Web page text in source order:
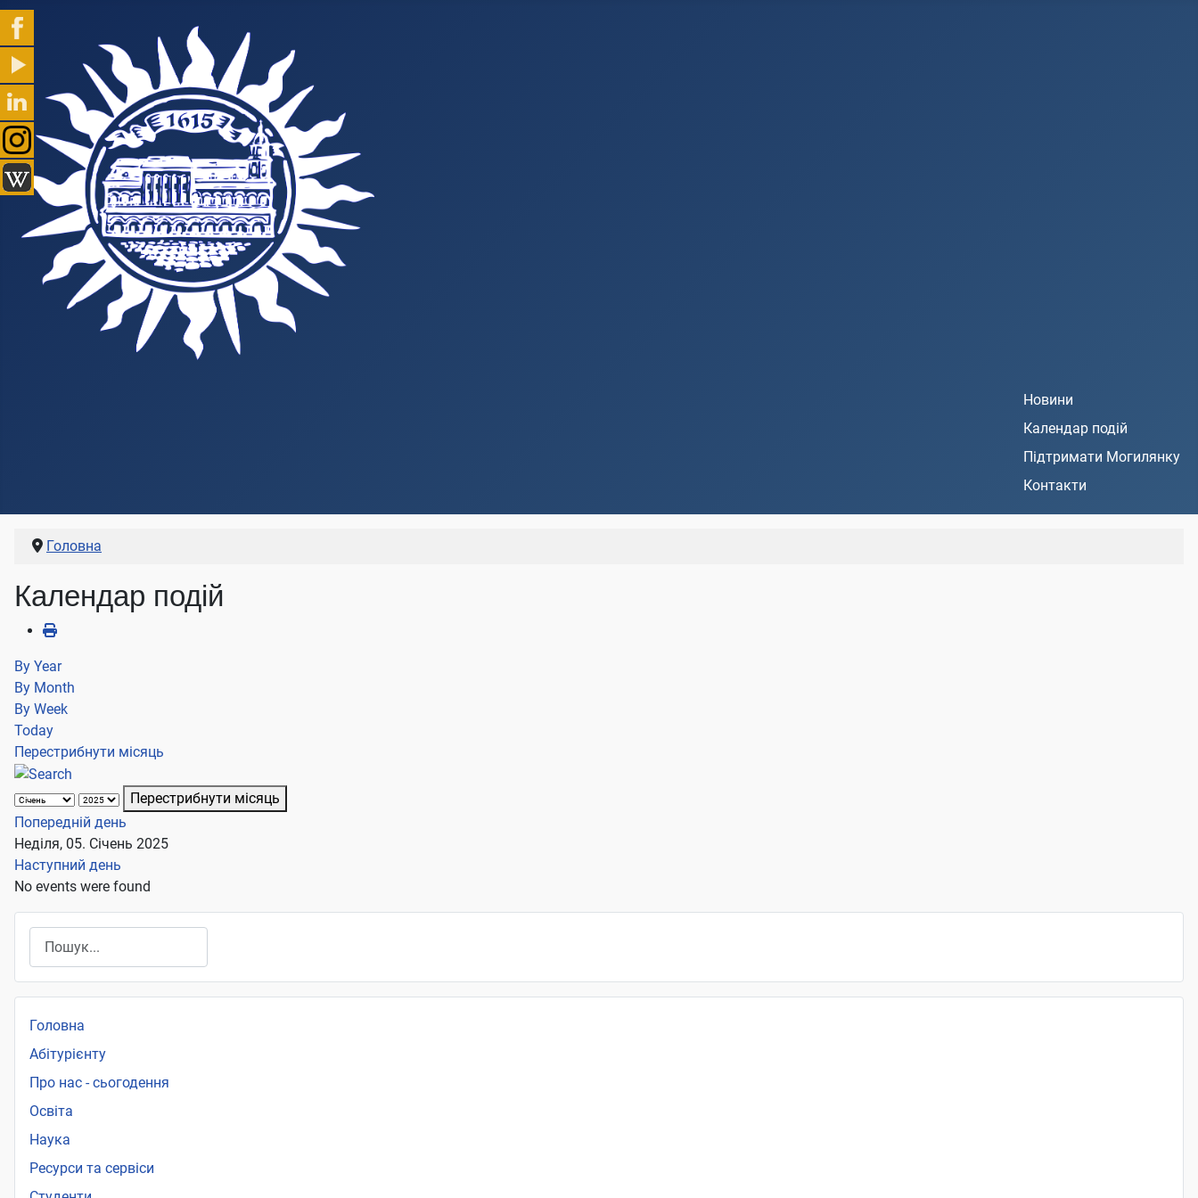
Новини
Календар подій
Підтримати Могилянку
Контакти
Головна
Календар подій
By Year
By Month
By Week
Today
Перестрибнути місяць
Перестрибнути місяць
Попередній день
Неділя, 05. Січень 2025
Наступний день
No events were found
Головна
Абітурієнту
Про нас - сьогодення
Освіта
Наука
Ресурси та сервіси